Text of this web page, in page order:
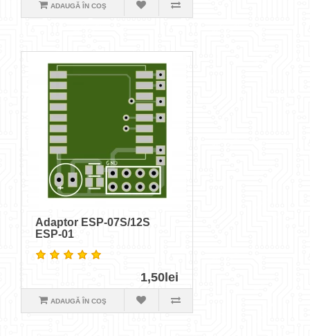
ADAUGĂ ÎN COŞ
Adaptor ESP-07S/12S
ESP-01
1,50lei
ADAUGĂ ÎN COŞ